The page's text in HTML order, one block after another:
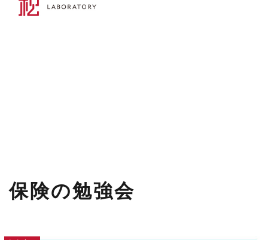
保険の勉強会